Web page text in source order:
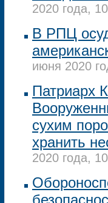
2020 года,
В РПЦ
июня 2020
Патриарх
сухим
хранить
2020 года,